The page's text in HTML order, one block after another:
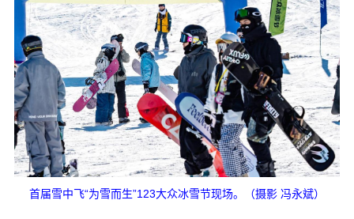
首届雪中飞“为雪而生”123大众冰雪节现场。（摄影 冯永斌）